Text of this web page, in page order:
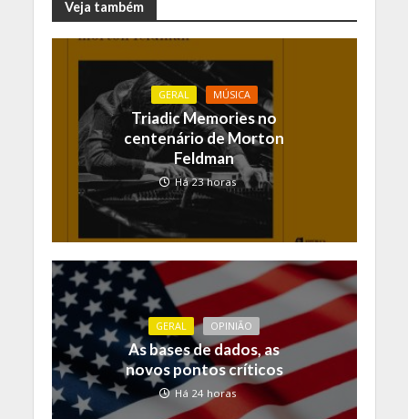
Veja também
GERAL MÚSICA
Triadic Memories no
centenário de Morton
Feldman
Há 23 horas
GERAL OPINIÃO
As bases de dados, as
novos pontos críticos
Há 24 horas